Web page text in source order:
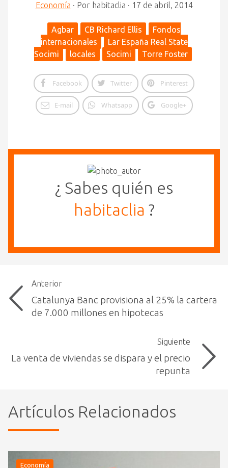
Economía · Por habitaclia · 17 de abril, 2014
Agbar CB Richard Ellis
Fondos
internacionales
Lar España Real State
Socimi
locales Socimi Torre Foster
Facebook Twitter Pinterest
E-mail Whatsapp Google+
¿ Sabes quién es
habitaclia ?
Anterior
Catalunya Banc provisiona al 25% la cartera
de 7.000 millones en hipotecas
Siguiente
La venta de viviendas se dispara y el precio
repunta
Artículos Relacionados
Economía